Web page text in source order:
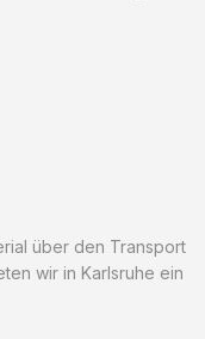
über den Transport
wir in Karlsruhe ein